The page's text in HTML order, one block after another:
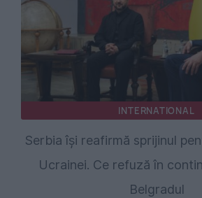
INTERNATIONAL
Serbia își reafirmă sprijinul
Ucrainei. Ce refuză în
Belgradul